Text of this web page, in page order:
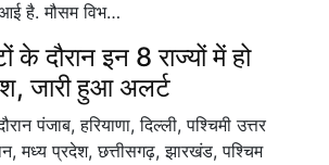
है. मौसम विभ…
दौरान इन 8 राज्यों में हो
जारी हुआ अलर्ट
पंजाब, हरियाणा, दिल्ली, पश्चिमी उत्तर
मध्य प्रदेश, छत्तीसगढ़, झारखंड, पश्चिम